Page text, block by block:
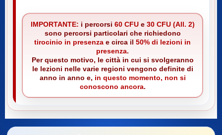
IMPORTANTE: i percorsi 60 CFUe 30 CFU (All. 2)
sono percorsi particolari che richiedono
tirocinio in presenza e circa il 50% di lezioni in
presenza.
Per questo motivo, le città in cui si svolgeranno
le lezioni nelle varie regioni vengono definite di
anno in anno e, in questo momento, non si
conoscono ancora.